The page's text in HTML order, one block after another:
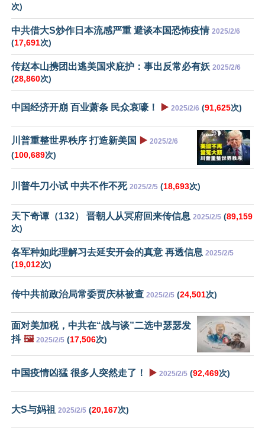
次)
中共借大S炒作日本流感严重 避谈本国恐怖疫情 2025/2/6
(17,691次)
传赵本山携团出逃美国求庇护：事出反常必有妖 2025/2/6
(28,860次)
中国经济开崩 百业萧条 民众哀嚎！ ▶️ 2025/2/6 (91,625次)
川普重整世界秩序 打造新美国 ▶️ 2025/2/6
(100,689次)
川普牛刀小试 中共不作不死 2025/2/5 (18,693次)
天下奇谭（132） 晋朝人从冥府回来传信息 2025/2/5 (89,159
次)
各军种如此理解习去延安开会的真意 再透信息 2025/2/5
(19,012次)
传中共前政治局常委贾庆林被查 2025/2/5 (24,501次)
面对美加税，中共在“战与谈”二选中瑟瑟发
抖 🖼️ 2025/2/5 (17,506次)
中国疫情凶猛 很多人突然走了！ ▶️ 2025/2/5 (92,469次)
大S与妈祖 2025/2/5 (20,167次)